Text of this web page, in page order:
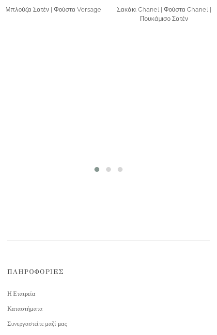
Μπλούζα Σατέν | Φούστα Versage
Σακάκι Chanel | Φούστα Chanel |
Πουκάμισο Σατέν
ΠΛΗΡΟΦΟΡΙΕΣ
Η Εταιρεία
Καταστήματα
Συνεργαστείτε μαζί μας